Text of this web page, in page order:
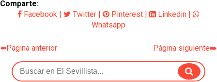
Comparte:
Facebook
Twitter Pinterest Linkedin
Whatsapp
⬅️Página anterior Página siguiente➡️